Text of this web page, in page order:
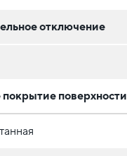
отключение
поверхности